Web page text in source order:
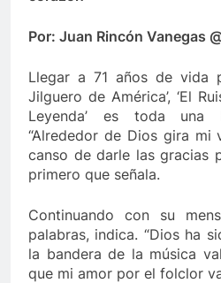
Por: Juan Rincón Vanegas
Llegar a 71 años de vida
Jilguero de América’, ‘El
Leyenda’ es toda una
“Alrededor de Dios gira
canso de darle las gracias
primero que señala.
Continuando con su
palabras, indica. “Dios ha
la bandera de la música
que mi amor por el folclor